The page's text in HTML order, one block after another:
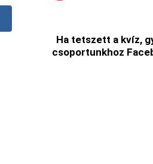
Ha tetszett a kvíz,
csoportunkhoz